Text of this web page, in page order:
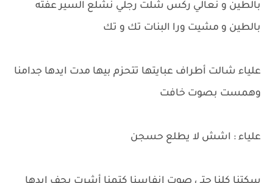
بالطين و نعالي ركس شلت رجلي نشلع السير عفته
بالطين و مشيت ورا البنات تك و تك
علياء شالت أطراف عبايتها تتحزم بيها مدت ايدها جدامنا
وهمست بصوت خافت
علياء : اشش لا يطلع حسجن